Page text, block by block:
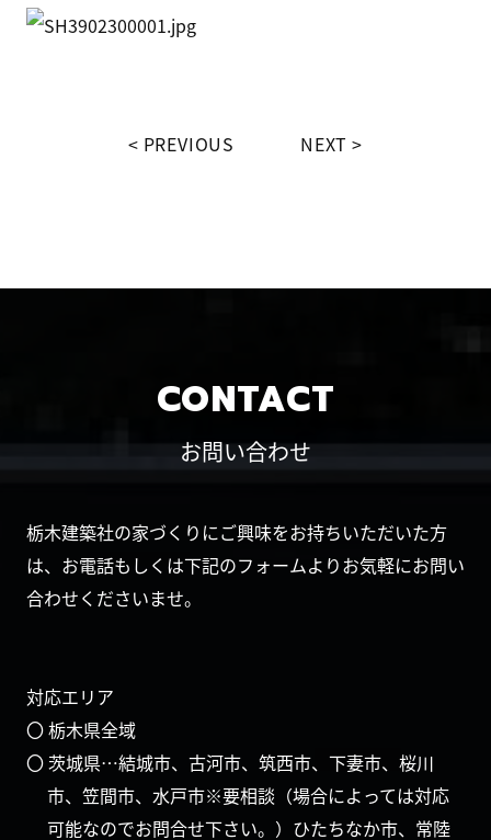
PREVIOUS NEXT
CONTACT
お問い合わせ
栃木建築社の家づくりにご興味をお持ちいただいた方
は、お電話もしくは下記のフォームよりお気軽にお問い
合わせくださいませ。
対応エリア
〇 栃木県全域
〇 茨城県…結城市、古河市、筑西市、下妻市、桜川
市、笠間市、水戸市※要相談（場合によっては対応
可能なのでお問合せ下さい。）ひたちなか市、常陸